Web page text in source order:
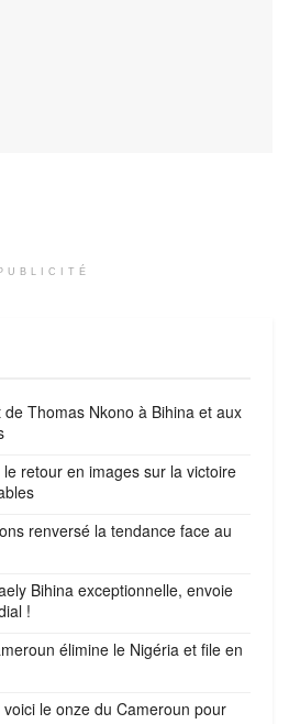
Thomas Nkono à Bihina et aux
retour en images sur la victoire
renversé la tendance face au
Bihina exceptionnelle, envoie
!
élimine le Nigéria et file en
le onze du Cameroun pour